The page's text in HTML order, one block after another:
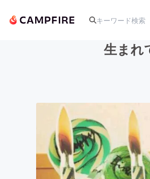
アート・写真
テクノロジー
生まれ